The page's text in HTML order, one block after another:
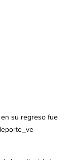
en su regreso fue